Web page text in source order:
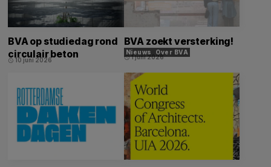
BVA op studiedag rond
circulair beton
schedule 10 juni 2026
BVA zoekt versterking!
Nieuws Over BVA
schedule1 juni 2026